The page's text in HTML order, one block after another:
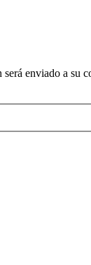
enviado a